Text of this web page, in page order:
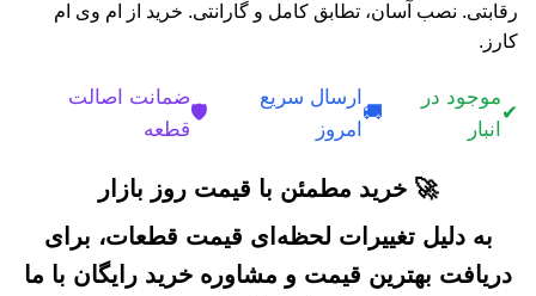
رقابتی. نصب آسان، تطابق کامل و گارانتی. خرید از ام وی ام
کارز.
✔
موجود در
انبار
🚚
ارسال سریع
امروز
🛡️
ضمانت اصالت
قطعه
🚀 خرید مطمئن با قیمت روز بازار
به دلیل تغییرات لحظه‌ای قیمت قطعات، برای
دریافت بهترین قیمت و مشاوره خرید رایگان با ما